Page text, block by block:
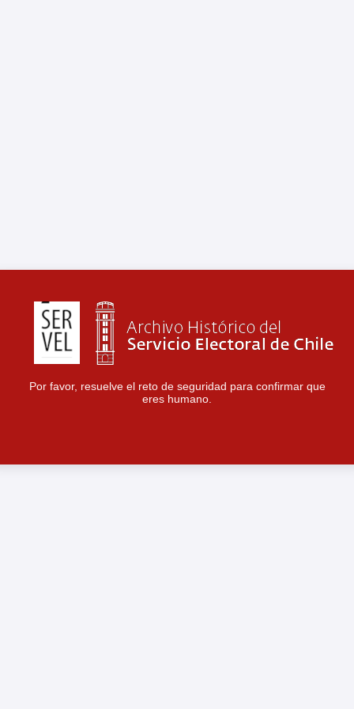
Por favor, resuelve el reto de seguridad para confirmar que
eres humano.